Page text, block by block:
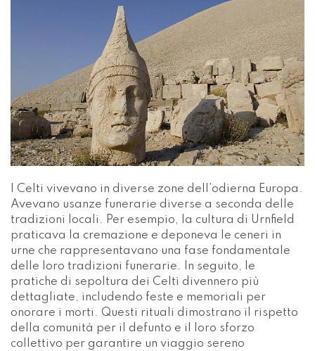
I Celti vivevano in diverse zone dell’odierna Europa.
Avevano usanze funerarie diverse a seconda delle
tradizioni locali. Per esempio, la cultura di Urnfield
praticava la cremazione e deponeva le ceneri in
urne che rappresentavano una fase fondamentale
delle loro tradizioni funerarie. In seguito, le
pratiche di sepoltura dei Celti divennero più
dettagliate, includendo feste e memoriali per
onorare i morti. Questi rituali dimostrano il rispetto
della comunità per il defunto e il loro sforzo
collettivo per garantire un viaggio sereno